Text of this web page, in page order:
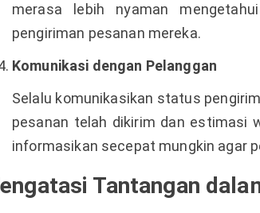
merasa lebih nyaman
pengiriman pesanan mereka.
Komunikasi dengan Pelanggan
Selalu komunikasikan status
pesanan telah dikirim dan estimasi
informasikan secepat mungkin agar
Tantangan